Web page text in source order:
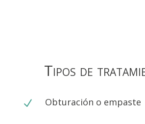
Tipos de
N Obturación o empaste